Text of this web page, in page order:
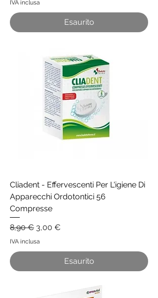
IVA inclusa
Esaurito
Cliadent - Effervescenti Per L'igiene Di
Apparecchi Ordotontici 56
Compresse
Prezzo regolare
8,90 € Prezzo scontato
3,00 €
IVA inclusa
Esaurito